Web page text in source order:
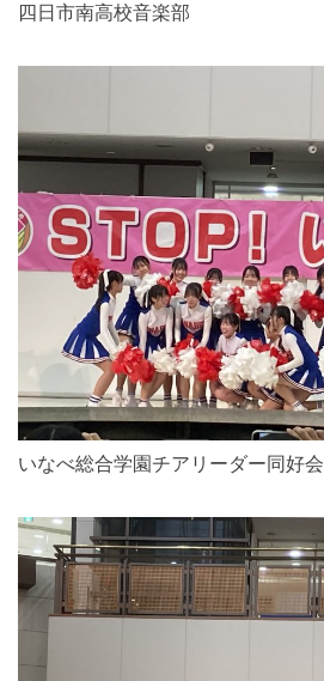
四日市南高校音楽部
いなべ総合学園チアリーダー同好会